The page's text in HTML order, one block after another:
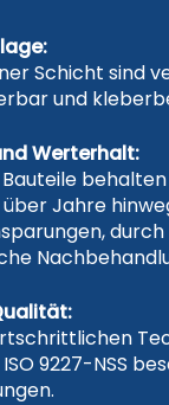
Schicht sind
und
Werterhalt:
über Jahre
9227-NSS